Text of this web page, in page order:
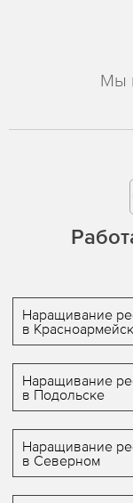
Мы
Наращивание
в
Наращивание
в Подольске
Наращивание
в Северном